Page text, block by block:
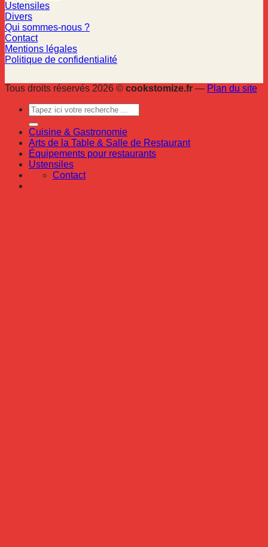
Ustensiles
Divers
Qui sommes-nous ?
Contact
Mentions légales
Politique de confidentialité
Tous droits réservés 2026 © cookstomize.fr — Plan du site
Cuisine & Gastronomie
Arts de la Table & Salle de Restaurant
Équipements pour restaurants
Ustensiles
Contact